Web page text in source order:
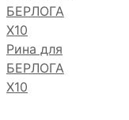
Рина для
БЕРЛОГА
Х10